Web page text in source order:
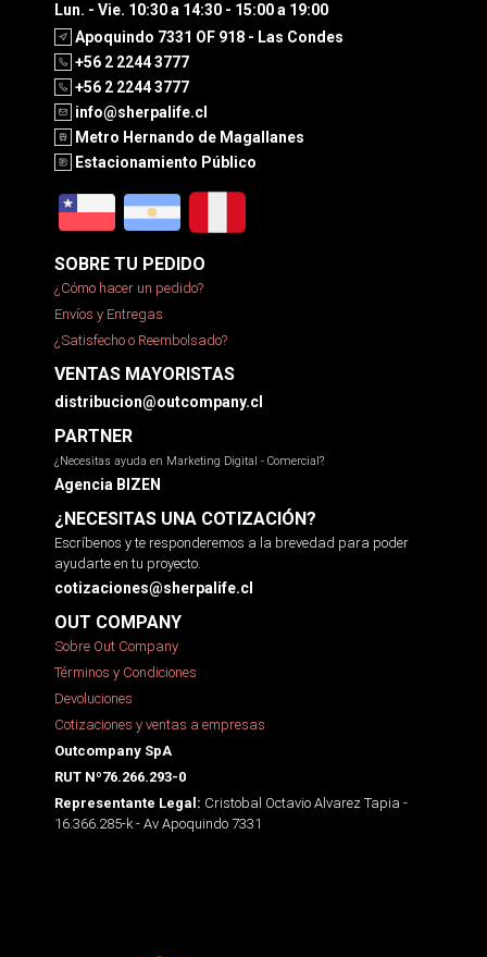
Lun. - Vie. 10:30 a 14:30 - 15:00 a 19:00
Apoquindo 7331 OF 918 - Las Condes
+56 2 2244 3777
+56 2 2244 3777
info@sherpalife.cl
Metro Hernando de Magallanes
Estacionamiento Público
SOBRE TU PEDIDO
¿Cómo hacer un pedido?
Envíos y Entregas
¿Satisfecho o Reembolsado?
VENTAS MAYORISTAS
distribucion@outcompany.cl
PARTNER
¿Necesitas ayuda en Marketing Digital - Comercial?
Agencia BIZEN
¿NECESITAS UNA COTIZACIÓN?
Escríbenos y te responderemos a la brevedad para poder
ayudarte en tu proyecto.
cotizaciones@sherpalife.cl
OUT COMPANY
Sobre Out Company
Términos y Condiciones
Devoluciones
Cotizaciones y ventas a empresas
Outcompany SpA
RUT Nº76.266.293-0
Representante Legal: Cristobal Octavio Alvarez Tapia -
16.366.285-k - Av Apoquindo 7331